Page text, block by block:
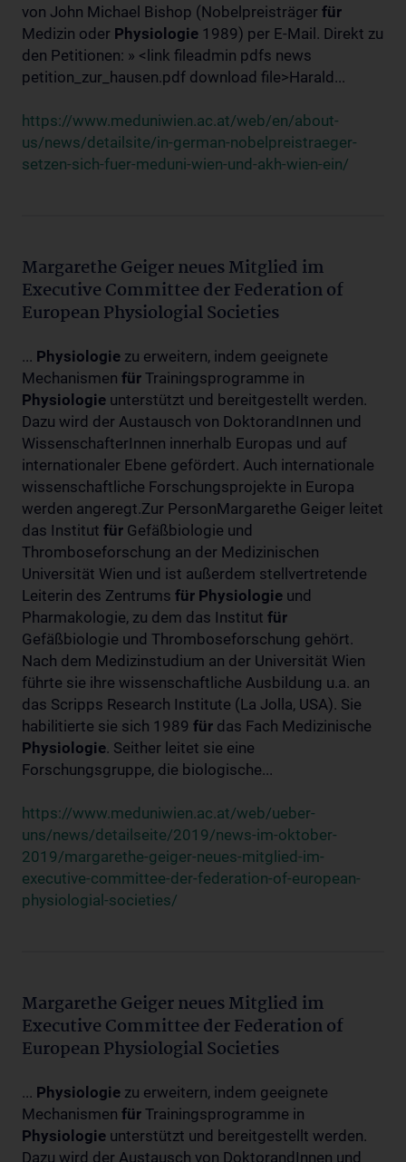
von John Michael Bishop (Nobelpreisträger für
Medizin oder Physiologie 1989) per E-Mail. Direkt zu
den Petitionen: » <link fileadmin pdfs news
petition_zur_hausen.pdf download file>Harald...
https://www.meduniwien.ac.at/web/en/about-
us/news/detailsite/in-german-nobelpreistraeger-
setzen-sich-fuer-meduni-wien-und-akh-wien-ein/
Margarethe Geiger neues Mitglied im
Executive Committee der Federation of
European Physiologial Societies
... Physiologie zu erweitern, indem geeignete
Mechanismen für Trainingsprogramme in
Physiologie unterstützt und bereitgestellt werden.
Dazu wird der Austausch von DoktorandInnen und
WissenschafterInnen innerhalb Europas und auf
internationaler Ebene gefördert. Auch internationale
wissenschaftliche Forschungsprojekte in Europa
werden angeregt.Zur PersonMargarethe Geiger leitet
das Institut für Gefäßbiologie und
Thromboseforschung an der Medizinischen
Universität Wien und ist außerdem stellvertretende
Leiterin des Zentrums für Physiologie und
Pharmakologie, zu dem das Institut für
Gefäßbiologie und Thromboseforschung gehört.
Nach dem Medizinstudium an der Universität Wien
führte sie ihre wissenschaftliche Ausbildung u.a. an
das Scripps Research Institute (La Jolla, USA). Sie
habilitierte sie sich 1989 für das Fach Medizinische
Physiologie. Seither leitet sie eine
Forschungsgruppe, die biologische...
https://www.meduniwien.ac.at/web/ueber-
uns/news/detailseite/2019/news-im-oktober-
2019/margarethe-geiger-neues-mitglied-im-
executive-committee-der-federation-of-european-
physiologial-societies/
Margarethe Geiger neues Mitglied im
Executive Committee der Federation of
European Physiologial Societies
... Physiologie zu erweitern, indem geeignete
Mechanismen für Trainingsprogramme in
Physiologie unterstützt und bereitgestellt werden.
Dazu wird der Austausch von DoktorandInnen und